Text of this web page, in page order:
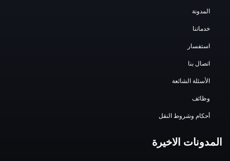
المدونة
خدماتنا
استفسار
اتصال بنا
الأسئلة الشائعة
وظائف
أحكام وشروط النقل
المدونات الاخيرة